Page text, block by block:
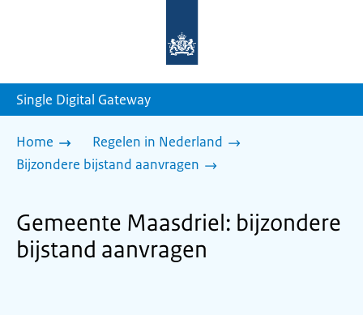
homepage
Single Digital Gateway
Home
Regelen in Nederland
Bijzondere bijstand aanvragen
Gemeente Maasdriel: bijzondere
bijstand aanvragen